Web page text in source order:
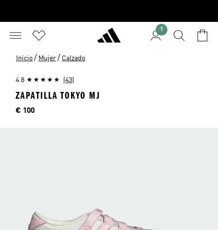
1
Inicio / Mujer / Calzado
4.8 (43)
ZAPATILLA TOKYO MJ
Precio
€ 100